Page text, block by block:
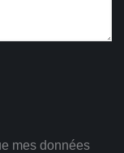
mes données